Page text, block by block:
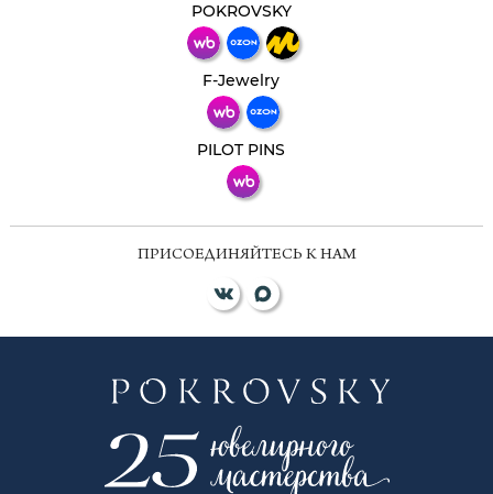
POKROVSKY
F-Jewelry
PILOT PINS
ПРИСОЕДИНЯЙТЕСЬ К НАМ